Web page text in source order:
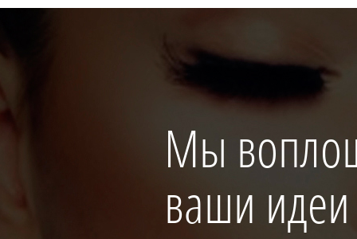
Мы
ваши идеи